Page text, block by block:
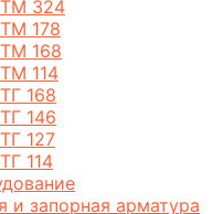
324
178
168
114
168
146
127
114
и запорная арматура